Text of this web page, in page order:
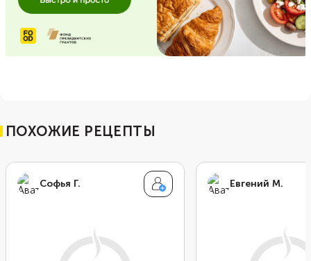
ПОХОЖИЕ РЕЦЕПТЫ
Софья Г. Евгений М.